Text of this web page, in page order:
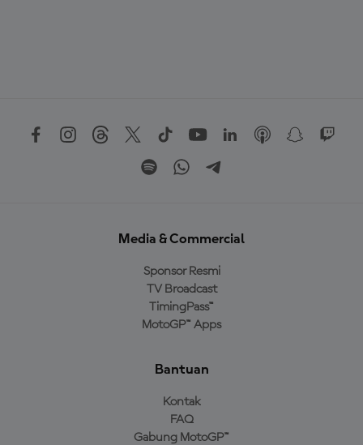
Media & Commercial
Sponsor Resmi
TV Broadcast
TimingPass™
MotoGP™ Apps
Bantuan
Kontak
FAQ
Gabung MotoGP™